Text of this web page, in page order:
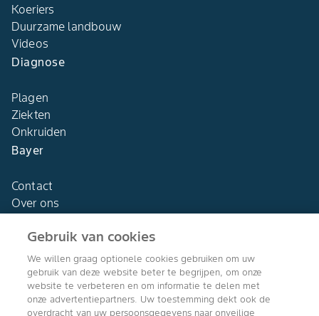
Koeriers
Duurzame landbouw
Videos
Diagnose
Plagen
Ziekten
Onkruiden
Bayer
Contact
Over ons
Agro Bayer
Nederland
Gebruik van cookies
We willen graag optionele cookies gebruiken om uw
gebruik van deze website beter te begrijpen, om onze
website te verbeteren en om informatie te delen met
onze advertentiepartners. Uw toestemming dekt ook de
overdracht van uw persoonsgegevens naar onveilige